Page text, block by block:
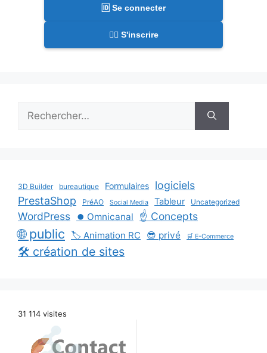
🆔 Se connecter
✍🏻 S'inscrire
3D Builder bureautique Formulaires
logiciels
PrestaShop
PréAO Social Media Tableur Uncategorized
WordPress ⏺️ Omnicanal ☝️ Concepts
🌐 public 🏷️ Animation RC 😎 privé 🛒 E-Commerce
🛠️ création de sites
31 114 visites